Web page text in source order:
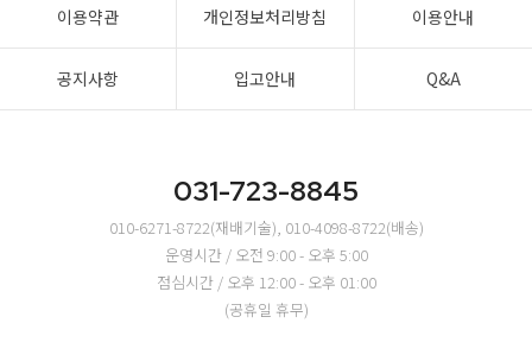
이용약관 개인정보처리방침 이용안내
공지사항 입고안내 Q&A
031-723-8845
010-6271-8722(재배기술), 010-4098-8722(배송)
운영시간 / 오전 9:00 - 오후 5:00
점심시간 / 오후 12:00 - 오후 01:00
(공휴일 휴무)